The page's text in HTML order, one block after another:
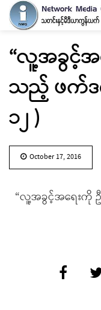
“လူ့အခွင့်
သည့် ဖက်ဒ
၁၂ )
October 17, 2016
“လူ့အခွင့်အရေးကို